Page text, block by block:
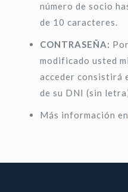
número de socio
de 10 caracteres.
CONTRASEÑA:
modificado usted
acceder consistirá
de su DNI (sin
Más información en